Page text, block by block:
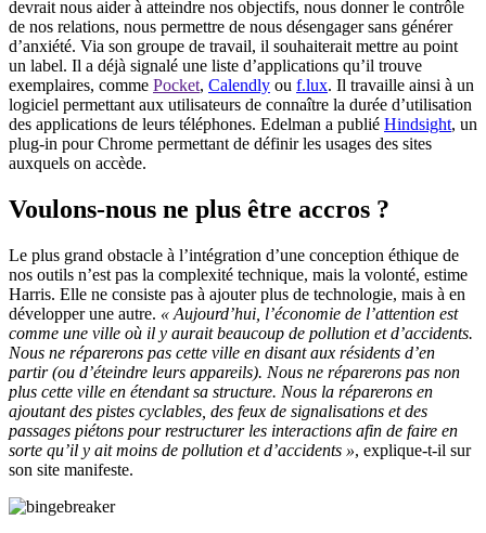
devrait nous aider à atteindre nos objectifs, nous donner le contrôle
de nos relations, nous permettre de nous désengager sans générer
d’anxiété. Via son groupe de travail, il souhaiterait mettre au point
un label. Il a déjà signalé une liste d’applications qu’il trouve
exemplaires, comme Pocket, Calendly ou f.lux. Il travaille ainsi à un
logiciel permettant aux utilisateurs de connaître la durée d’utilisation
des applications de leurs téléphones. Edelman a publié Hindsight, un
plug-in pour Chrome permettant de définir les usages des sites
auxquels on accède.
Voulons-nous ne plus être accros ?
Le plus grand obstacle à l’intégration d’une conception éthique de
nos outils n’est pas la complexité technique, mais la volonté, estime
Harris. Elle ne consiste pas à ajouter plus de technologie, mais à en
développer une autre. « Aujourd’hui, l’économie de l’attention est
comme une ville où il y aurait beaucoup de pollution et d’accidents.
Nous ne réparerons pas cette ville en disant aux résidents d’en
partir (ou d’éteindre leurs appareils). Nous ne réparerons pas non
plus cette ville en étendant sa structure. Nous la réparerons en
ajoutant des pistes cyclables, des feux de signalisations et des
passages piétons pour restructurer les interactions afin de faire en
sorte qu’il y ait moins de pollution et d’accidents », explique-t-il sur
son site manifeste.